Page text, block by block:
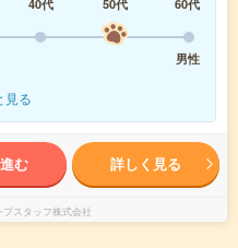
40代 50代
60代
男性
見る
む 詳しく見る
スタッフ株式会社